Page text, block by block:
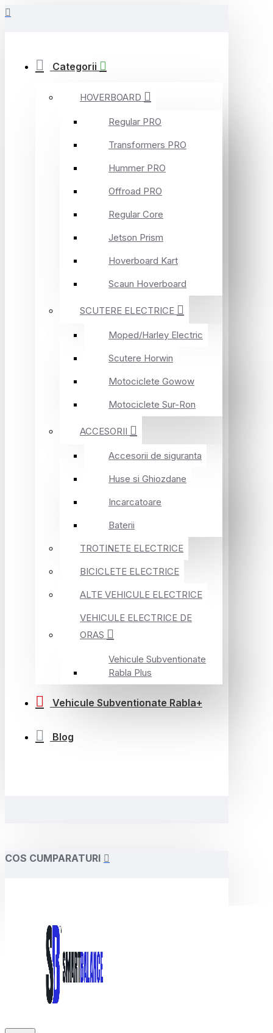
Categorii
HOVERBOARD
Regular PRO
Transformers PRO
Hummer PRO
Offroad PRO
Regular Core
Jetson Prism
Hoverboard Kart
Scaun Hoverboard
SCUTERE ELECTRICE
Moped/Harley Electric
Scutere Horwin
Motociclete Gowow
Motociclete Sur-Ron
ACCESORII
Accesorii de siguranta
Huse si Ghiozdane
Incarcatoare
Baterii
TROTINETE ELECTRICE
BICICLETE ELECTRICE
ALTE VEHICULE ELECTRICE
VEHICULE ELECTRICE DE
ORAS
Vehicule Subventionate
Rabla Plus
Vehicule Subventionate Rabla+
Blog
COS CUMPARATURI